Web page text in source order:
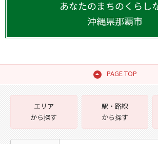
あなたのまちのくらし
沖縄県那覇市
PAGE TOP
エリア
から探す
駅・路線
から探す